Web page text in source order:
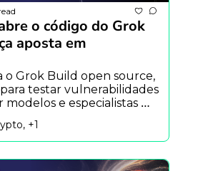
o código do Grok
aposta em
o Grok Build open source,
testar vulnerabilidades
modelos e especialistas
econômicos da IA.
+1